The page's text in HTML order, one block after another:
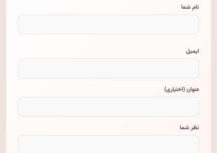
نام شما
ایمیل
عنوان (اختیاری)
نظر شما